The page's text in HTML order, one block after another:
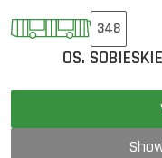
348
OS.